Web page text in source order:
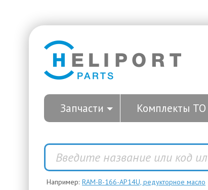
Запчасти Комплекты ТО
Например: RAM-B-166-AP14U, редукторное масло